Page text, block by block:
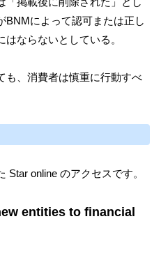
BNMによって認可または正し
ならないとしている。
も、消費者は慎重に行動すべ
online のアクセスです。
entities to financial